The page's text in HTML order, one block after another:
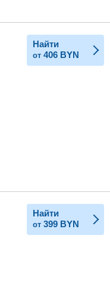
Найти
от 406 BYN
Найти
от 399 BYN